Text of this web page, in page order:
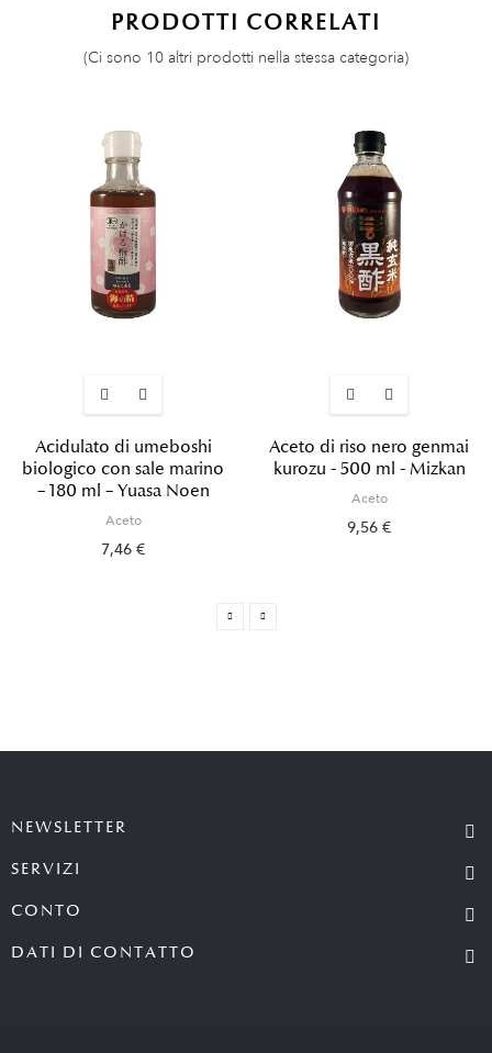
PRODOTTI CORRELATI
(Ci sono 10 altri prodotti nella stessa categoria)
Acidulato di umeboshi
biologico con sale marino
– 180 ml – Yuasa Noen
Aceto
7,46 €
Aceto di riso nero genmai
kurozu - 500 ml - Mizkan
Aceto
9,56 €
NEWSLETTER
SERVIZI
CONTO
DATI DI CONTATTO